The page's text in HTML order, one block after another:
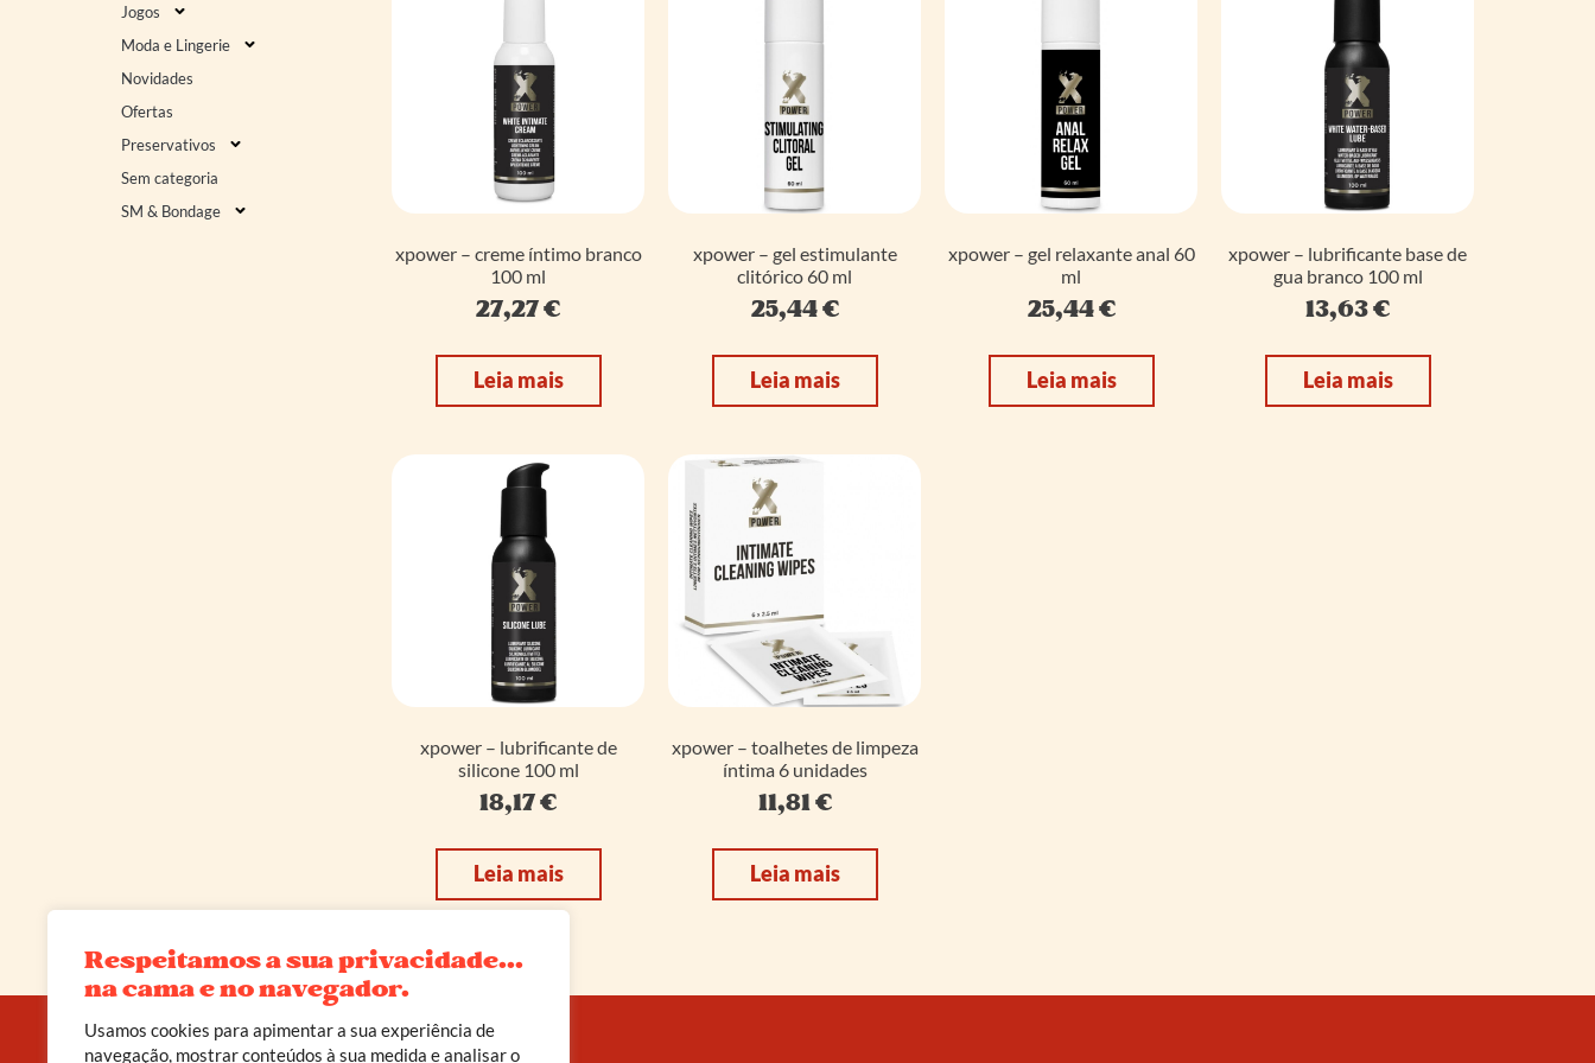
Respeitamos a sua privacidade...
na cama e no navegador.
Usamos cookies para apimentar a sua experiência de
navegação, mostrar conteúdos à sua medida e analisar o
Jogos
Moda e Lingerie
Novidades
Ofertas
Preservativos
Sem categoria
SM & Bondage
xpower – creme íntimo branco
100 ml
27,27€
Leia mais
xpower – gel estimulante
clitórico 60 ml
25,44€
Leia mais
xpower – gel relaxante anal 60
ml
25,44€
Leia mais
xpower – lubrificante base de
gua branco 100 ml
13,63€
Leia mais
xpower – lubrificante de
silicone 100 ml
18,17€
Leia mais
xpower – toalhetes de limpeza
íntima 6 unidades
11,81€
Leia mais